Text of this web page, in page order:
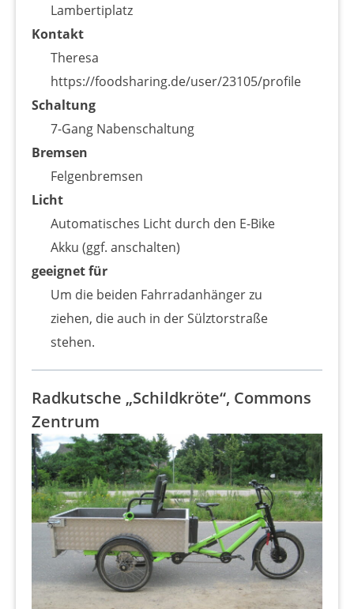
Lambertiplatz
Kontakt
Theresa
https://foodsharing.de/user/23105/profile
Schaltung
7-Gang Nabenschaltung
Bremsen
Felgenbremsen
Licht
Automatisches Licht durch den E-Bike
Akku (ggf. anschalten)
geeignet für
Um die beiden Fahrradanhänger zu
ziehen, die auch in der Sülztorstraße
stehen.
Radkutsche „Schildkröte“, Commons
Zentrum